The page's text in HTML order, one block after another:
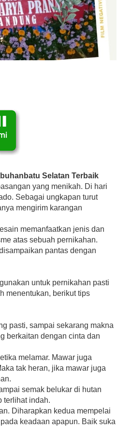
Selatan Terbaik
yang menikah. Di hari
Sebagai ungkapan turut
mengirim karangan
memanfaatkan jenis dan
atas sebuah pernikahan.
pantas dengan
untuk pernikahan pasti
menentukan, berikut tips
pasti, sampai sekarang makna
berkaitan dengan cinta dan
melamar. Mawar juga
tak heran, jika mawar juga
semak belukar di hutan
terlihat indah.
Diharapkan kedua mempelai
keadaan apapun. Baik suka